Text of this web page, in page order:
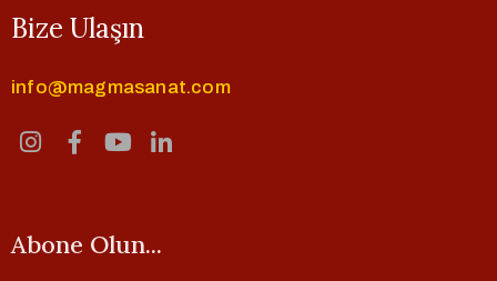
Bize Ulaşın
info@magmasanat.com
Abone Olun...